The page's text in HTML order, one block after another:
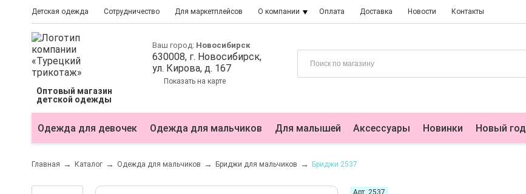
Детская одежда Сотрудничество Для маркетплейсов О компании Оплата Доставка Новости Контакты
Оптовый магазин
детской одежды
Ваш город: Новосибирск
630008, г. Новосибирск,
ул. Кирова, д. 167
Показать на карте
Одежда для девочек Одежда для мальчиков Для малышей Аксессуары Новинки Новый год
Главная Каталог Одежда для мальчиков Бриджи для мальчиков Бриджи 2537
Арт. 2537